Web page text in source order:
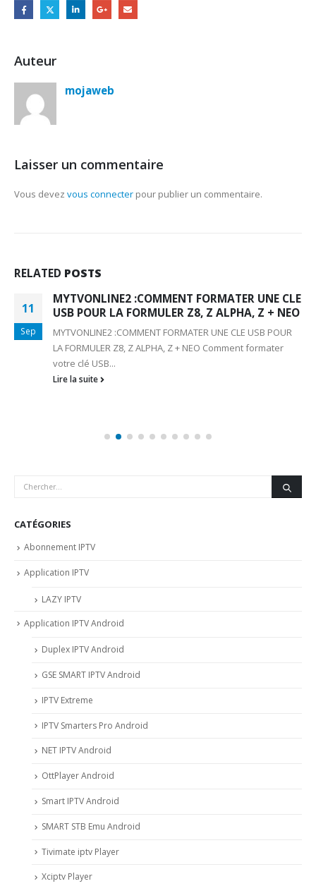
Auteur
mojaweb
Laisser un commentaire
Vous devez vous connecter pour publier un commentaire.
RELATED POSTS
11
Sep
MYTVONLINE2 :COMMENT FORMATER UNE CLE
USB POUR LA FORMULER Z8, Z ALPHA, Z + NEO
MYTVONLINE2 :COMMENT FORMATER UNE CLE USB POUR
LA FORMULER Z8, Z ALPHA, Z + NEO Comment formater
votre clé USB...
Lire la suite
CATÉGORIES
Abonnement IPTV
Application IPTV
LAZY IPTV
Application IPTV Android
Duplex IPTV Android
GSE SMART IPTV Android
IPTV Extreme
IPTV Smarters Pro Android
NET IPTV Android
OttPlayer Android
Smart IPTV Android
SMART STB Emu Android
Tivimate iptv Player
Xciptv Player